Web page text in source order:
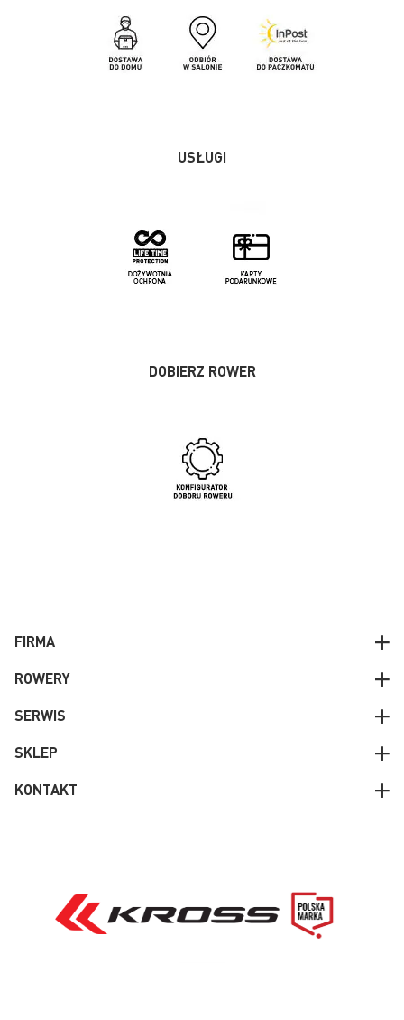
USŁUGI
DOBIERZ ROWER
FIRMA
ROWERY
SERWIS
SKLEP
KONTAKT